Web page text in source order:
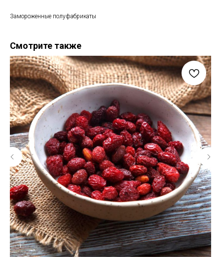
Замороженные полуфабрикаты
Смотрите также